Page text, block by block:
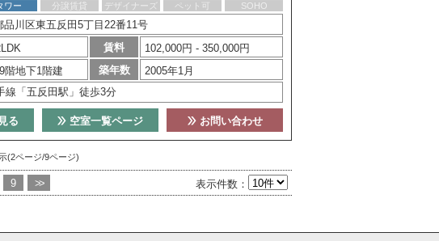
ワー 分譲賃貸 デザイナーズ ペット可 SOHO
品川区東五反田5丁目22番11号
賃料
102,000円 - 350,000円
階地下1階建 築年数
2005年1月
線「五反田駅」徒歩3分
お問い合わせ
空室一覧ページ
る
(2ページ/9ページ)
9 >> 表示件数：